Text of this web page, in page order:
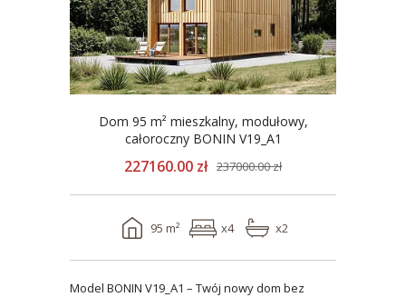
Dom 95 m² mieszkalny, modułowy,
całoroczny BONIN V19_A1
227160.00 zł 237000.00 zł
95 m² x4 x2
Model BONIN V19_A1 – Twój nowy dom bez